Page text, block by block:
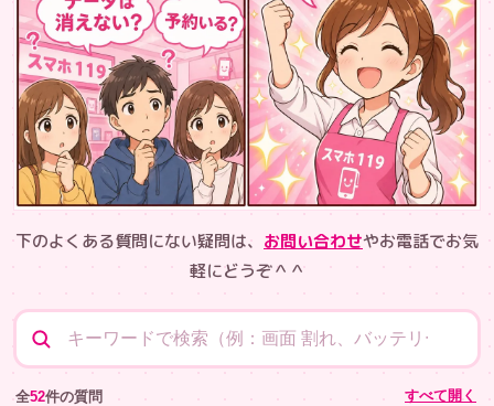
下のよくある質問にない疑問は、 お問い合わせやお電話でお気
軽にどうぞ＾＾
全52件の質問 すべて開く